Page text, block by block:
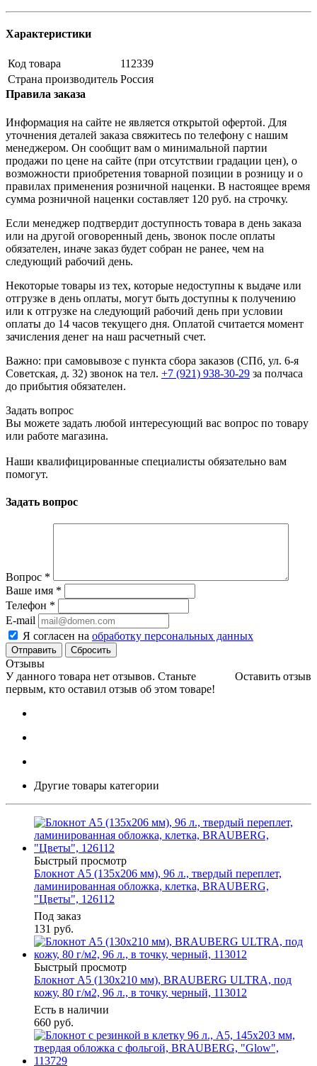
Характеристики
Код товара
112339
Страна производитель Россия
Правила заказа
Информация на сайте не является открытой офертой. Для
уточнения деталей заказа свяжитесь по телефону с нашим
менеджером. Он сообщит вам о минимальной партии
продажи по цене на сайте (при отсутствии градации цен), о
возможности приобретения товарной позиции в розницу и о
правилах применения розничной наценки. В настоящее время
сумма розничной наценки составляет 120 руб. на строчку.
Если менеджер подтвердит доступность товара в день заказа
или на другой оговоренный день, звонок после оплаты
обязателен, иначе заказ будет собран не ранее, чем на
следующий рабочий день.
Некоторые товары из тех, которые недоступны к выдаче или
отгрузке в день оплаты, могут быть доступны к получению
или к отгрузке на следующий рабочий день при условии
оплаты до 14 часов текущего дня. Оплатой считается момент
зачисления денег на наш расчетный счет.
Важно: при самовывозе с пункта сборa заказов (СПб, ул. 6-я
Советская, д. 32) звонок на тел. +7 (921) 938-30-29 за полчаса
до прибытия обязателен.
Задать вопрос
Вы можете задать любой интересующий вас вопрос по товару
или работе магазина.
Наши квалифицированные специалисты обязательно вам
помогут.
Задать вопрос
Вопрос *
Ваше имя *
Телефон *
E-mail
Я согласен на обработку персональных данных
Сбросить
Отзывы
Оставить отзыв
У данного товара нет отзывов. Станьте
первым, кто оставил отзыв об этом товаре!
Другие товары категории
Быстрый просмотр
Блокнот А5 (135х206 мм), 96 л., твердый переплет,
ламинированная обложка, клетка, BRAUBERG,
"Цветы", 126112
Под заказ
131 руб.
Быстрый просмотр
Блокнот А5 (130х210 мм), BRAUBERG ULTRA, под
кожу, 80 г/м2, 96 л., в точку, черный, 113012
Есть в наличии
660 руб.